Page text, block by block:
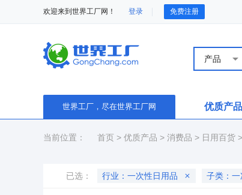
欢迎来到世界工厂网！ 登录 免费注册
产品
世界工厂，尽在世界工厂网 优质产品
当前位置： 首页 > 优质产品 > 消费品 > 日用百货 >
已选： 行业：一次性日用品 子类：